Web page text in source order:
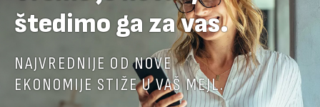
štedimo ga za vas.
NAJVREDNIJE OD NOVE
EKONOMIJE STIŽE U VAŠ MEJL.